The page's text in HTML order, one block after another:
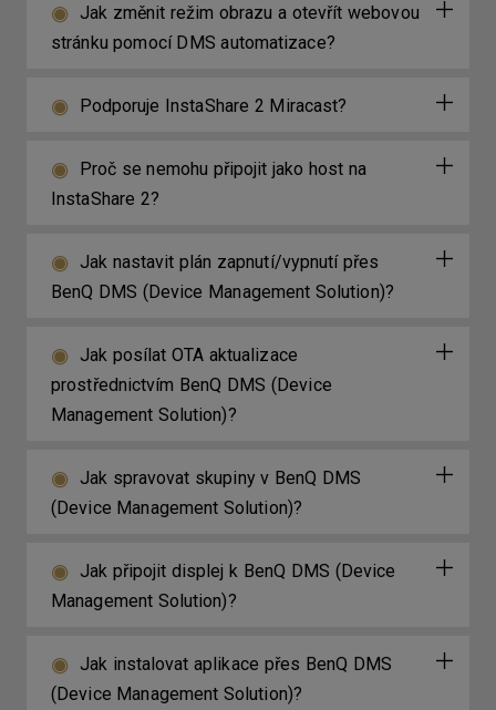
Jak změnit režim obrazu a otevřít webovou
stránku pomocí DMS automatizace?
Podporuje InstaShare 2 Miracast?
Proč se nemohu připojit jako host na
InstaShare 2?
Jak nastavit plán zapnutí/vypnutí přes
BenQ DMS (Device Management Solution)?
Jak posílat OTA aktualizace
prostřednictvím BenQ DMS (Device
Management Solution)?
Jak spravovat skupiny v BenQ DMS
(Device Management Solution)?
Jak připojit displej k BenQ DMS (Device
Management Solution)?
Jak instalovat aplikace přes BenQ DMS
(Device Management Solution)?